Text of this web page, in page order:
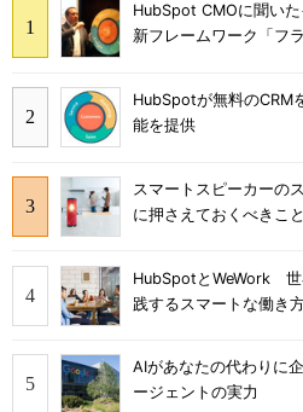
HubSpot CMOに聞い
新フレームワーク「フ
HubSpotが無料のCRM
能を提供
スマートスピーカーの
に押さえておくべきこと
HubSpotとWeWork 世
践するスマートな働き
AIがあなたの代わりに
ージェントの実力